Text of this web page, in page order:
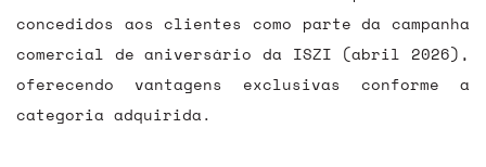
concedidos aos clientes como parte da campanha
comercial de aniversário da ISZI (abril 2026),
oferecendo vantagens exclusivas conforme a
categoria adquirida.